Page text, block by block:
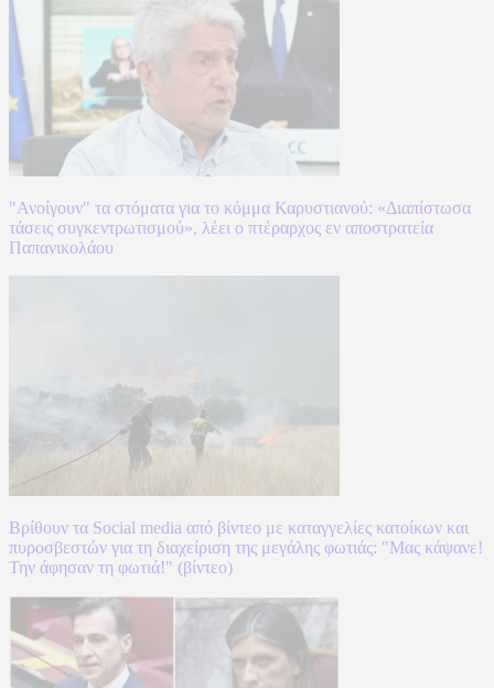
"Ανοίγουν" τα στόματα για το κόμμα Καρυστιανού: «Διαπίστωσα
τάσεις συγκεντρωτισμού», λέει ο πτέραρχος εν αποστρατεία
Παπανικολάου
Βρίθουν τα Social media από βίντεο με καταγγελίες κατοίκων και
πυροσβεστών για τη διαχείριση της μεγάλης φωτιάς: "Μας κάψανε!
Την άφησαν τη φωτιά!" (βίντεο)